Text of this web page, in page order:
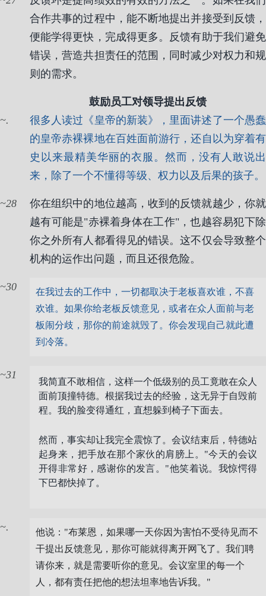
合作共事的过程中，能不断地提出并接受到反馈，
便能学得更快，完成得更多。反馈有助于我们避免
错误，营造共担责任的范围，同时减少对权力和规
则的需求。
鼓励员工对领导提出反馈
.
很多人读过《皇帝的新装》，里面讲述了一个愚蠢
的皇帝赤裸裸地在百姓面前游行，还自以为穿着有
史以来最精美华丽的衣服。然而，没有人敢说出
来，除了一个不懂得等级、权力以及后果的孩子。
28
你在组织中的地位越高，收到的反馈就越少，你就
越有可能是"赤裸着身体在工作"，也越容易犯下除
你之外所有人都看得见的错误。这不仅会导致整个
机构的运作出问题，而且还很危险。
30
在我过去的工作中，一切都取决于老板喜欢谁，不喜
欢谁。如果你给老板反馈意见，或者在众人面前与老
板闹分歧，那你的前途就毁了。你会发现自己就此遭
到冷落。
31
我简直不敢相信，这样一个低级别的员工竟敢在众人
面前顶撞特德。根据我过去的经验，这无异于自毁前
程。我的脸变得通红，直想躲到椅子下面去。
然而，事实却让我完全震惊了。会议结束后，特德站
起身来，把手放在那个家伙的肩膀上。"今天的会议
开得非常好，感谢你的发言。"他笑着说。我惊愕得
下巴都快掉了。
.
他说："布莱恩，如果哪一天你因为害怕不受待见而不
干提出反馈意见，那你可能就得离开网飞了。我们聘
请你来，就是需要听你的意见。会议室里的每一个
人，都有责任把他的想法坦率地告诉我。"